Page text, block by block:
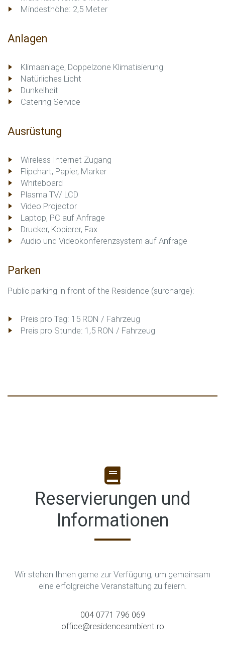
Mindesthöhe: 2,5 Meter
Anlagen
Klimaanlage, Doppelzone Klimatisierung
Natürliches Licht
Dunkelheit
Catering Service
Ausrüstung
Wireless Internet Zugang
Flipchart, Papier, Marker
Whiteboard
Plasma TV/ LCD
Video Projector
Laptop, PC auf Anfrage
Drucker, Kopierer, Fax
Audio und Videokonferenzsystem auf Anfrage
Parken
Public parking in front of the Residence (surcharge):
Preis pro Tag: 15 RON / Fahrzeug
Preis pro Stunde: 1,5 RON / Fahrzeug
Reservierungen und
Informationen
Wir stehen Ihnen gerne zur Verfügung, um gemeinsam
eine erfolgreiche Veranstaltung zu feiern.
004 0771 796 069
office@residenceambient.ro